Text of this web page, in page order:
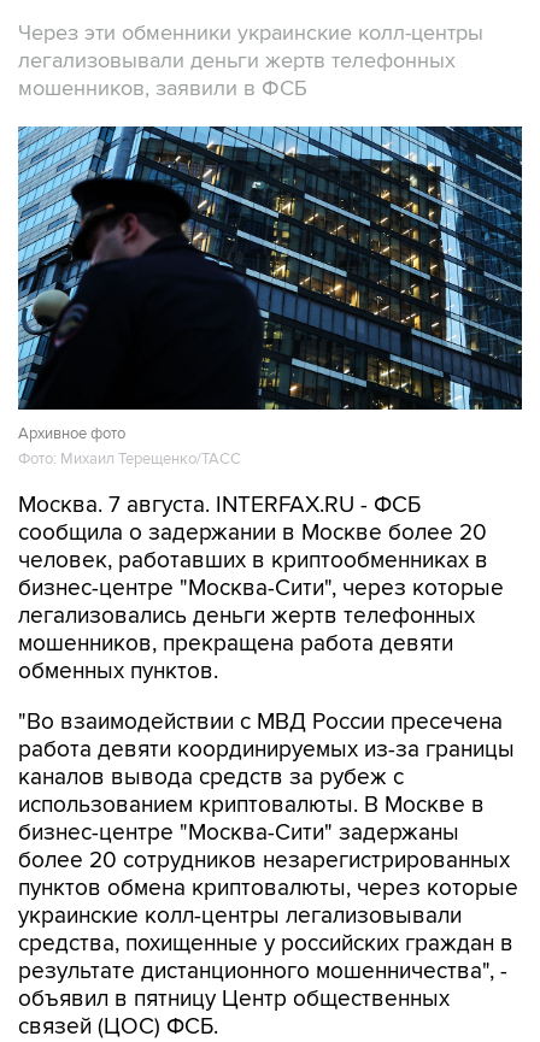
Через эти обменники украинские колл-центры
легализовывали деньги жертв телефонных
мошенников, заявили в ФСБ
Архивное фото
Фото: Михаил Терещенко/ТАСС
Москва. 7 августа. INTERFAX.RU - ФСБ
сообщила о задержании в Москве более 20
человек, работавших в криптообменниках в
бизнес-центре "Москва-Сити", через которые
легализовались деньги жертв телефонных
мошенников, прекращена работа девяти
обменных пунктов.
"Во взаимодействии с МВД России пресечена
работа девяти координируемых из-за границы
каналов вывода средств за рубеж с
использованием криптовалюты. В Москве в
бизнес-центре "Москва-Сити" задержаны
более 20 сотрудников незарегистрированных
пунктов обмена криптовалюты, через которые
украинские колл-центры легализовывали
средства, похищенные у российских граждан в
результате дистанционного мошенничества", -
объявил в пятницу Центр общественных
связей (ЦОС) ФСБ.